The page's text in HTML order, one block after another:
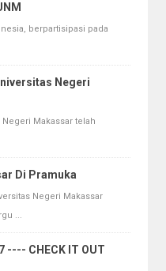
berpartisipasi pada
Negeri
Makassar telah
Di Pramuka
Negeri Makassar
...
---- CHECK IT OUT